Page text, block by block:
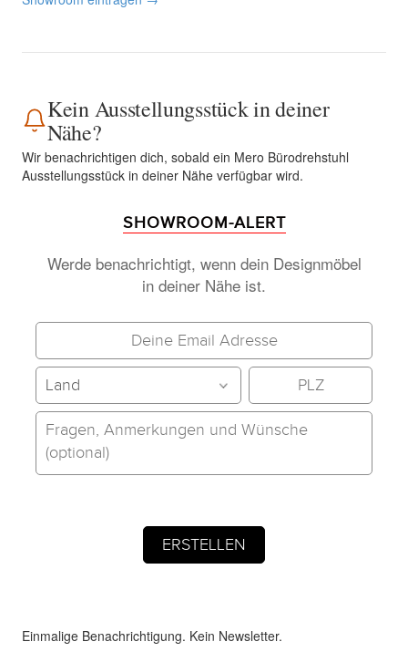
Kein Ausstellungsstück in deiner
Nähe?
Wir benachrichtigen dich, sobald ein Mero Bürodrehstuhl
Ausstellungsstück in deiner Nähe verfügbar wird.
SHOWROOM-ALERT
Werde benachrichtigt, wenn dein Designmöbel
in deiner Nähe ist.
Einmalige Benachrichtigung. Kein Newsletter.